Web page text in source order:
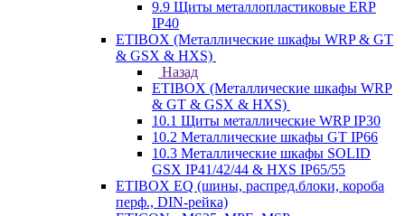
9.9 Щиты металлопластиковые ERP
IP40
ETIBOX (Металлические шкафы WRP & GT
& GSX & HXS)
Назад
ETIBOX (Металлические шкафы WRP
& GT & GSX & HXS)
10.1 Щиты металлические WRP IP30
10.2 Металлические шкафы GT IP66
10.3 Металлические шкафы SOLID
GSX IP41/42/44 & HXS IP65/55
ETIBOX EQ (шины, распред.блоки, короба
перф., DIN-рейка)